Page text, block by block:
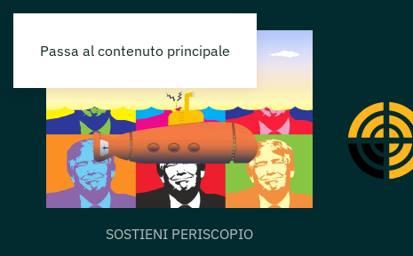
Passa al contenuto principale
SOSTIENI PERISCOPIO